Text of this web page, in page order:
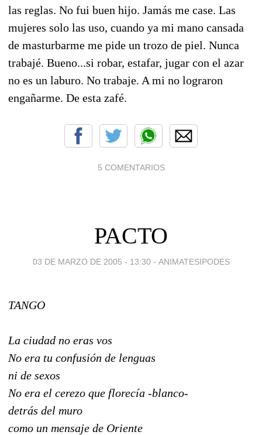
las reglas. No fui buen hijo. Jamás me case. Las
mujeres solo las uso, cuando ya mi mano cansada
de masturbarme me pide un trozo de piel. Nunca
trabajé. Bueno...si robar, estafar, jugar con el azar
no es un laburo. No trabaje. A mi no lograron
engañarme. De esta zafé.
5 COMENTARIOS
PACTO
03 DE MARZO DE 2005 - 13:30 - ANIMATESIPODES
TANGO
La ciudad no eras vos
No era tu confusión de lenguas
ni de sexos
No era el cerezo que florecía -blanco-
detrás del muro
como un mensaje de Oriente